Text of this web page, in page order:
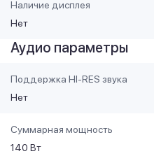
Наличие дисплея
Нет
Аудио параметры
Поддержка HI-RES звука
Нет
Суммарная мощность
140 Вт